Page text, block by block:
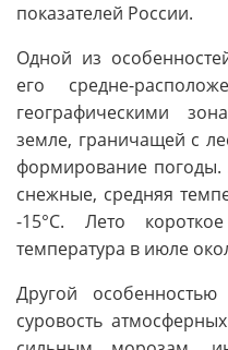
показателей России.
Одной из
его средне-
географическими
земле, граничащей с
формирование
снежные, средняя
-15°C. Лето
температура в июле
Другой
суровость